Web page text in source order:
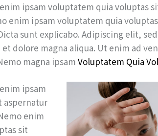
ipsam voluptatem quia voluptas
enim ipsam voluptatem quia
sunt explicabo. Adipiscing elit,
dolore magna aliqua. Ut enim ad
magna ipsam Voluptatem Quia
ipsam
aspernatur
enim
sit